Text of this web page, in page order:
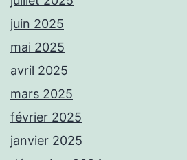
juin 2025
mai 2025
avril 2025
mars 2025
février 2025
janvier 2025